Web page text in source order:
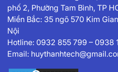
phố 2, Phường Tam Bình, TP
Miền Bắc: 35 ngõ 570 Kim
Nội
Hotline: 0932 855 799 – 0938
Email: